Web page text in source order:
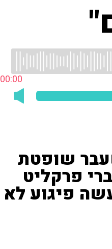
00:00
שופטת
פרקליט
על תיק 4000: "עשה פיגוע לא